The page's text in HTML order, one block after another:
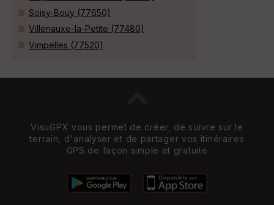
Soisy-Bouy (77650)
Villenauxe-la-Petite (77480)
Vimpelles (77520)
VisuGPX vous permet de créer, de suivre sur le
terrain, d'analyser et de partager vos itinéraires
GPS de façon simple et gratuite